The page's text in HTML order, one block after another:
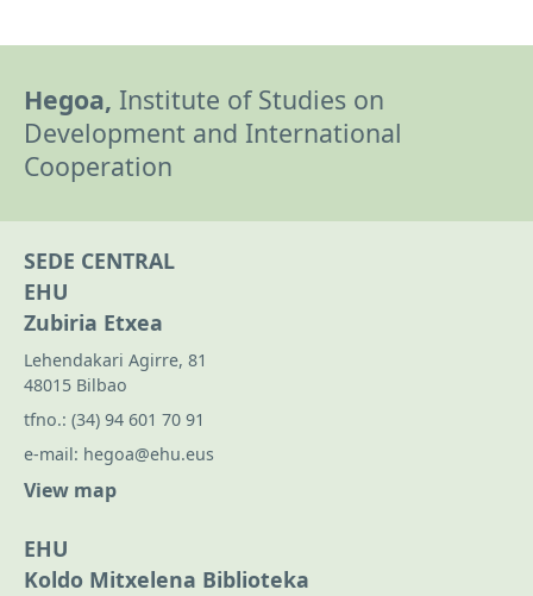
Hegoa, Institute of Studies on
Development and International
Cooperation
SEDE CENTRAL
EHU
Zubiria Etxea
Lehendakari Agirre, 81
48015 Bilbao
tfno.: (34) 94 601 70 91
e-mail: hegoa@ehu.eus
View map
EHU
Koldo Mitxelena Biblioteka